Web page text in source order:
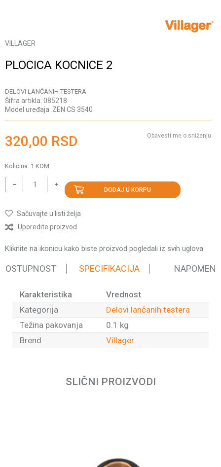
VILLAGER
PLOCICA KOCNICE 2
DELOVI LANČANIH TESTERA
Šifra artikla: 085218
Model uređaja: ZEN CS 3540
320,00 RSD Obavesti me o sniženju
Količina: 1 KOM
DODAJ U KORPU
Sačuvajte u listi želja
Uporedite proizvod
Kliknite na ikonicu kako biste proizvod pogledali iz svih uglova
SPECIFIKACIJA NAPOMENA
Karakteristika
Vrednost
Kategorija
Delovi lančanih testera
Težina pakovanja
0.1 kg
Brend
Villager
SLIČNI PROIZVODI